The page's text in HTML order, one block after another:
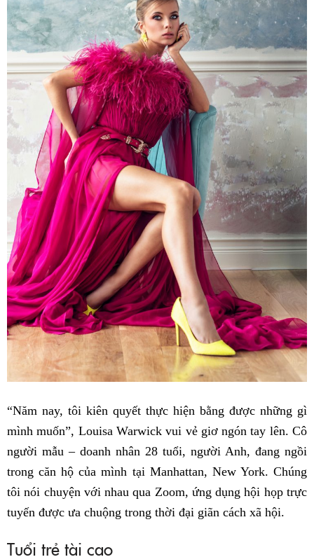
“Năm nay, tôi kiên quyết thực hiện bằng được những gì
mình muốn”, Louisa Warwick vui vẻ giơ ngón tay lên. Cô
người mẫu – doanh nhân 28 tuổi, người Anh, đang ngồi
trong căn hộ của mình tại Manhattan, New York. Chúng
tôi nói chuyện với nhau qua Zoom, ứng dụng hội họp trực
tuyến được ưa chuộng trong thời đại giãn cách xã hội.
Tuổi trẻ tài cao